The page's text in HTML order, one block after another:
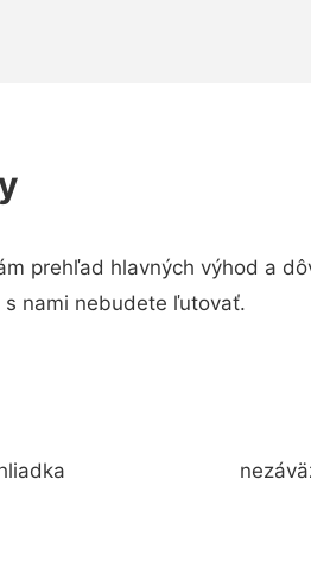
prehľad hlavných výhod a
s nami nebudete ľutovať.